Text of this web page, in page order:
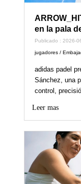
en la pala
Publicado : 2026-
jugadores /
adidas padel
Sánchez, una
control,
Leer mas